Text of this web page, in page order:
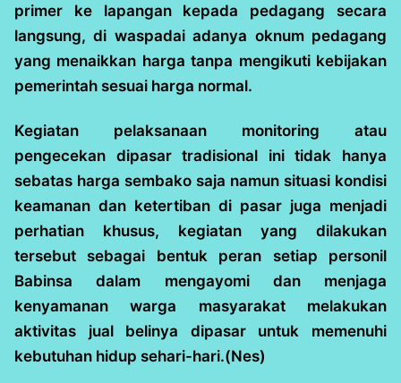
primer ke lapangan kepada pedagang secara
langsung, di waspadai adanya oknum pedagang
yang menaikkan harga tanpa mengikuti kebijakan
pemerintah sesuai harga normal.
Kegiatan pelaksanaan monitoring atau
pengecekan dipasar tradisional ini tidak hanya
sebatas harga sembako saja namun situasi kondisi
keamanan dan ketertiban di pasar juga menjadi
perhatian khusus, kegiatan yang dilakukan
tersebut sebagai bentuk peran setiap personil
Babinsa dalam mengayomi dan menjaga
kenyamanan warga masyarakat melakukan
aktivitas jual belinya dipasar untuk memenuhi
kebutuhan hidup sehari-hari.(Nes)